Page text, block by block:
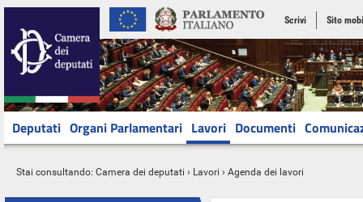
Scrivi Sito
Deputati Organi Parlamentari Lavori Documenti
Stai consultando: Camera dei deputati › Lavori › Agenda dei lavori